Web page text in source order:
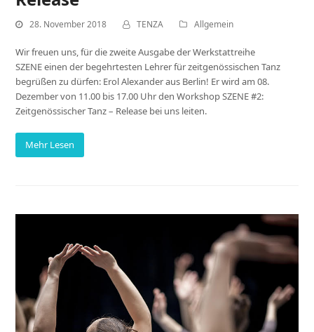
28. November 2018 TENZA Allgemein
Wir freuen uns, für die zweite Ausgabe der Werkstattreihe
SZENE einen der begehrtesten Lehrer für zeitgenössischen Tanz
begrüßen zu dürfen: Erol Alexander aus Berlin! Er wird am 08.
Dezember von 11.00 bis 17.00 Uhr den Workshop SZENE #2:
Zeitgenössischer Tanz – Release bei uns leiten.
Mehr Lesen